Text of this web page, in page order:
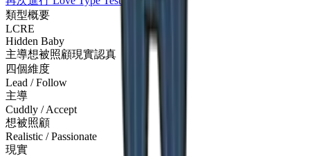
類型概要
LCRE
Hidden Baby
主導想被照顧現實認真
四個維度
Lead / Follow
主導
Cuddly / Accept
想被照顧
Realistic / Passionate
現實